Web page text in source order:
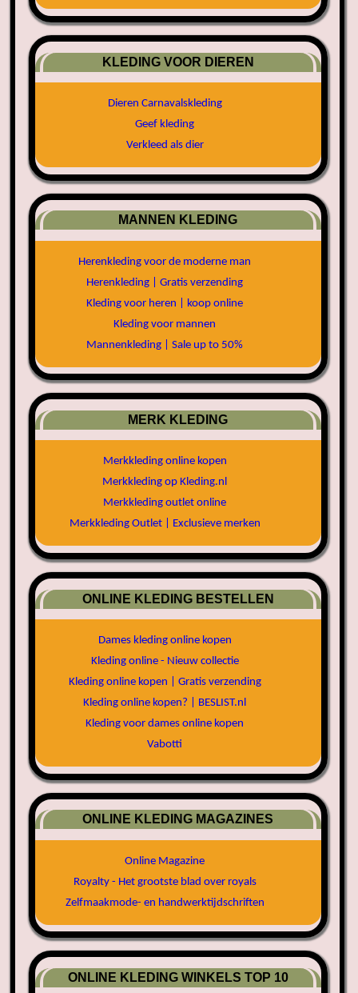
KLEDING VOOR DIEREN
Dieren Carnavalskleding
Geef kleding
Verkleed als dier
MANNEN KLEDING
Herenkleding voor de moderne man
Herenkleding | Gratis verzending
Kleding voor heren | koop online
Kleding voor mannen
Mannenkleding | Sale up to 50%
MERK KLEDING
Merkkleding online kopen
Merkkleding op Kleding.nl
Merkkleding outlet online
Merkkleding Outlet | Exclusieve merken
ONLINE KLEDING BESTELLEN
Dames kleding online kopen
Kleding online - Nieuw collectie
Kleding online kopen | Gratis verzending
Kleding online kopen? | BESLIST.nl
Kleding voor dames online kopen
Vabotti
ONLINE KLEDING MAGAZINES
Online Magazine
Royalty - Het grootste blad over royals
Zelfmaakmode- en handwerktijdschriften
ONLINE KLEDING WINKELS TOP 10